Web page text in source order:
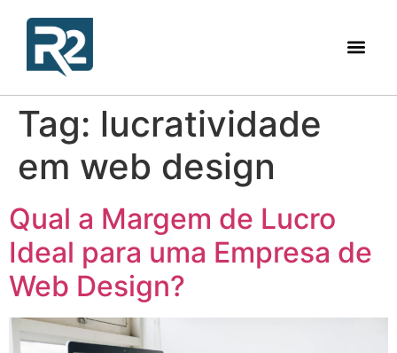
Tag: lucratividade
em web design
Qual a Margem de Lucro
Ideal para uma Empresa de
Web Design?